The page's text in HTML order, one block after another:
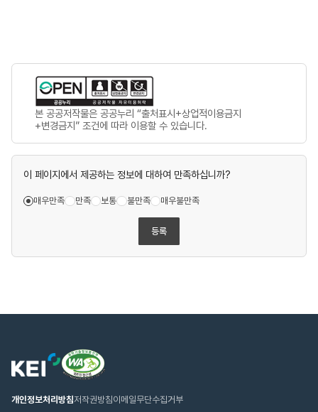
본 공공저작물은 공공누리 “출처표시+상업적이용금지
+변경금지” 조건에 따라 이용할 수 있습니다.
이 페이지에서 제공하는 정보에 대하여 만족하십니까?
매우만족 만족 보통 불만족 매우불만족
등록
국
환
연
웹
접
근
증
개인정보처리방침저작권방침이메일무단수집거부